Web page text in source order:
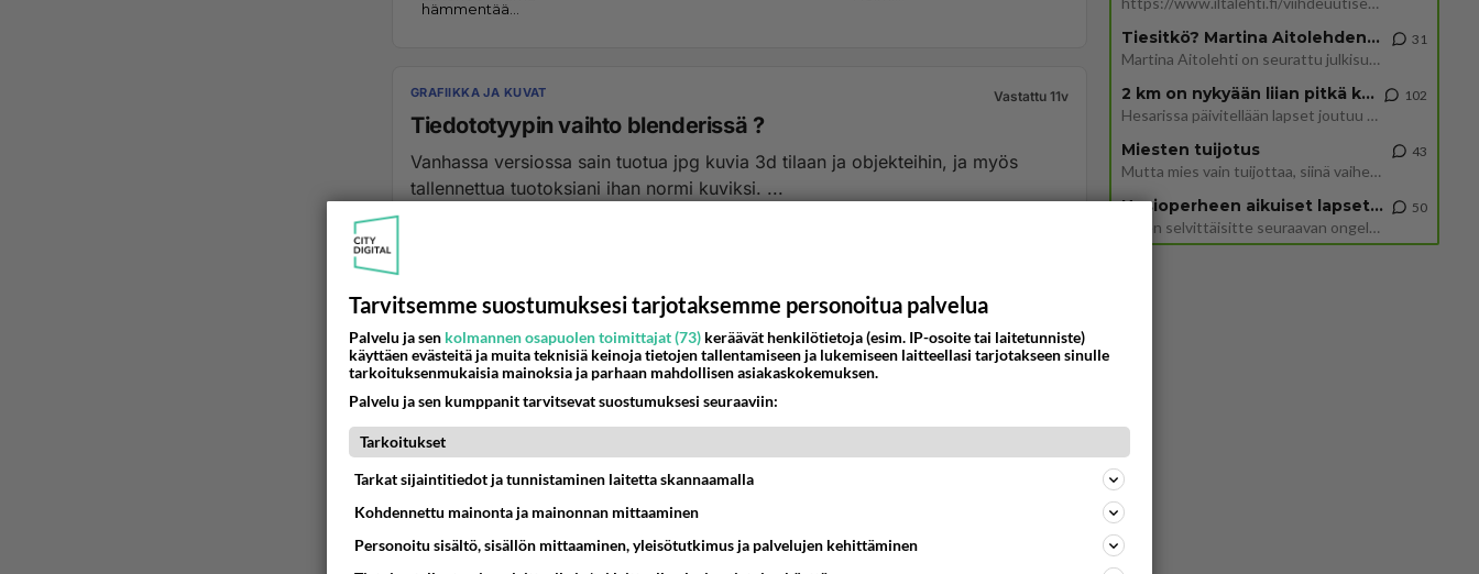
GRAFIIKKA JA KUVAT Vastattu 11v
Tiedototyypin vaihto blenderissä ?
Vanhassa versiossa sain tuotua jpg kuvia 3d tilaan ja objekteihin, ja myös
tallennettua tuotoksiani ihan normi kuviksi. ...
Tiesitkö? Martina Aitolehden isäpuoli on tämä suosittu laulaja
Martina Aitolehti on seurattu julkisuuden henkilö. Lähipiiriin mahtuu muitakin tunnettuja henkilöitä. Tiesitkö, että Ma
31
2 km on nykyään liian pitkä koulumatka
Hesarissa päivitellään lapset joutuu nyt kulkemaan 2 km kouluun jösses. Ruostefillarilla tuo matka menee vaikka miten äk
102
Miesten tuijotus
Mutta mies vain tuijottaa, siinä vaiheessa käännän itse pään pois. Mikä juttu? Yleensä jos joku tuijottaa tai katsoo, hä
43
Uusioperheen aikuiset lapset tyhjentää jääkaapin käydessään
Miten selvittäisitte seuraavan ongelman, meillä on uusioperhe, minulla teini-ikäiset lapset ja puolisolla aikuiset, jotk
50
Tarvitsemme suostumuksesi tarjotaksemme personoitua palvelua
Palvelu ja sen kolmannen osapuolen toimittajat (73) keräävät henkilötietoja (esim. IP-osoite tai laitetunniste)
käyttäen evästeitä ja muita teknisiä keinoja tietojen tallentamiseen ja lukemiseen laitteellasi tarjotakseen sinulle
tarkoituksenmukaisia mainoksia ja parhaan mahdollisen asiakaskokemuksen.
Palvelu ja sen kumppanit tarvitsevat suostumuksesi seuraaviin:
Tarkoitukset
Tarkat sijaintitiedot ja tunnistaminen laitetta skannaamalla
Kohdennettu mainonta ja mainonnan mittaaminen
Personoitu sisältö, sisällön mittaaminen, yleisötutkimus ja palvelujen kehittäminen